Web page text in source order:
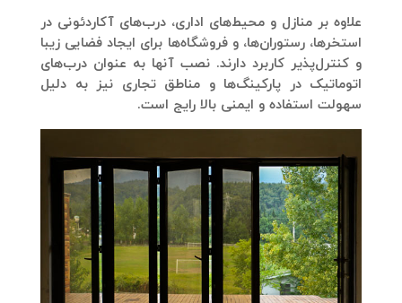
علاوه بر منازل و محیط‌های اداری، درب‌های آکاردئونی در
استخرها، رستوران‌ها، و فروشگاه‌ها برای ایجاد فضایی زیبا
و کنترل‌پذیر کاربرد دارند. نصب آنها به عنوان درب‌های
اتوماتیک در پارکینگ‌ها و مناطق تجاری نیز به دلیل
سهولت استفاده و ایمنی بالا رایج است.